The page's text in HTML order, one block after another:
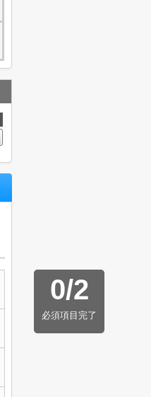
0/2
必須項目完了